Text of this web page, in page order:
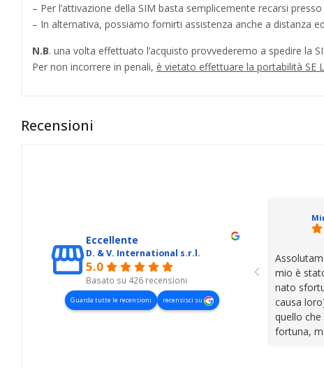
– Per l’attivazione della SIM basta semplicemente recarsi
– In alternativa, possiamo fornirti assistenza anche a distanza
N.B. una volta effettuato l’acquisto provvederemo a spedire la
Per non incorrere in penali, è vietato effettuare la portabilità SE
Recensioni
Eccellente
D. & V. International s.r.l.
5.0
Basato su 426 recensioni
Guarda tutte le recensioni recensisci su
mio è
nato
causa
quello
fortuna,